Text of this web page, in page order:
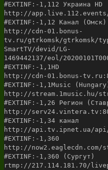
#EXTINF:-1,112 Украина HD
http://app.live.112.events/
#EXTINF:-1,12 Канал (Омск)
http://cdn-01.bonus-
tv.ru/gtrkomsk/gtrkomsk/
SmartTV/devid/LG-
1469442137/eol/
#EXTINF:-1,1HD
http://cdn-01.bonus-
#EXTINF:-1,1Music
http://stream.1music.hu/
#EXTINF:-1,26 Регион
http://
#EXTINF:-1,34 канал
http://api.tv.ipnet.ua/api/
#EXTINF:-1,360
http://now2.eaglecdn.com/
#EXTINF:-1,360 (Сургут)
rtmp://217.114.181.70/